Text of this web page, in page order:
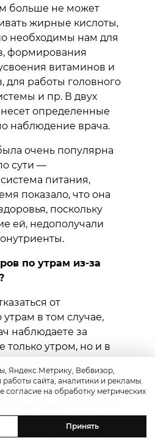
больше не может
жирные кислоты,
необходимы нам для
формирования
витаминов и
для работы головного
и пр. В двух
несет определенные
наблюдение врача.
очень популярна
сути —
питания,
показало, что она
поскольку
ей, недополучали
по утрам из-за
от
в том случае,
наблюдаете за
только утром, но и в
я бы всем
количество
сахаров в любом
напитки,
выпечка и пр.
Яндекс.Метрику, Вебвизор,
сайта, аналитики и рекламы.
согласие на обработку метрических
Принять